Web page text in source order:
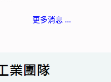
更多消息 ...